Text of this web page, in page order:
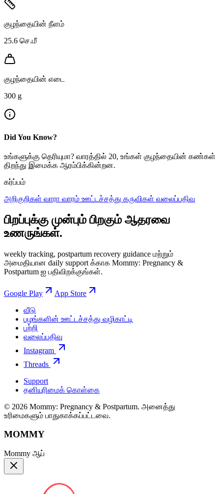
குழந்தையின் நீளம்
25.6 செ.மீ
குழந்தையின் எடை
300 g
Did You Know?
உங்களுக்கு தெரியுமா? வாரத்தில் 20, உங்கள் குழந்தையின் கண்கள்
திறந்து இமைக்க ஆரம்பிக்கின்றன.
கர்ப்பம்
அறிகுறிகள் வாரா வாரம் ஊட்டச்சத்து கருவிகள் வலைப்பதிவு
பிறப்புக்கு முன்பும் பிறகும் ஆதரவை
உணருங்கள்.
weekly tracking, postpartum recovery guidance மற்றும்
அமைதியான daily support க்காக Mommy: Pregnancy &
Postpartum ஐ பதிவிறக்குங்கள்.
Google Play
App Store
வீடு
பழங்களின் ஊட்டச்சத்து வழிகாட்டி
பற்றி
வலைப்பதிவு
Instagram
Threads
Support
தனியுரிமைக் கொள்கை
© 2026 Mommy: Pregnancy & Postpartum. அனைத்து
உரிமைகளும் பாதுகாக்கப்பட்டவை.
MOMMY
Mommy ஆப்